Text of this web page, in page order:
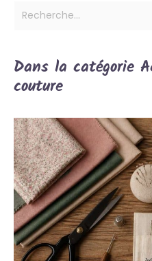
Dans la catégorie
couture